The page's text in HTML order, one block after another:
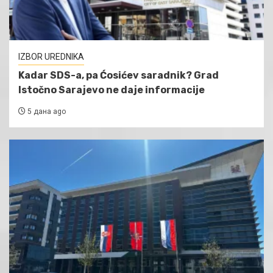
IZBOR UREDNIKA
Kadar SDS-a, pa Ćosićev saradnik? Grad
Istočno Sarajevo ne daje informacije
5 дана ago